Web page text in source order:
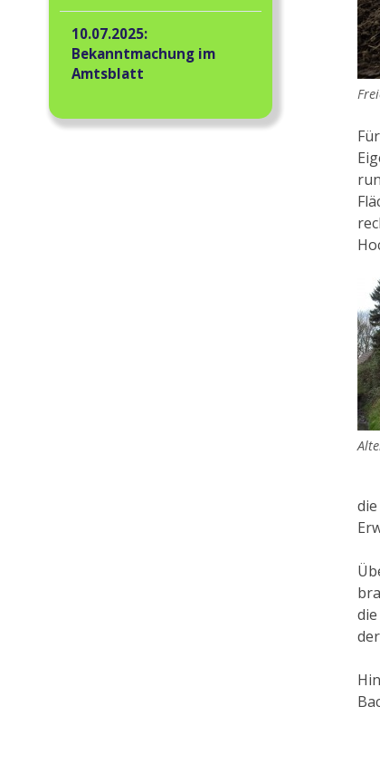
10.07.2025:
Bekanntmachung im
Amtsblatt